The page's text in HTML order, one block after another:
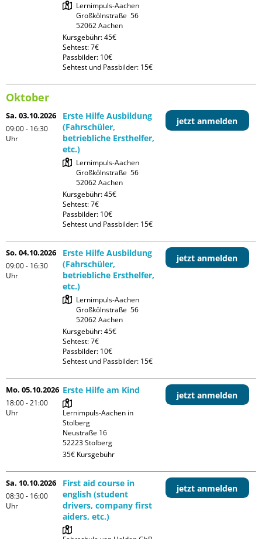
Lernimpuls-Aachen
Großkölnstraße  56
Kursgebühr: 45€
Sehtest: 7€
Passbilder: 10€
Sehtest und Passbilder: 15€
Oktober
Sa. 03.10.2026
09:00 - 16:30
Uhr
Erste Hilfe Ausbildung
(Fahrschüler,
betriebliche Ersthelfer,
etc.)
Lernimpuls-Aachen
Großkölnstraße  56
Kursgebühr: 45€
Sehtest: 7€
Passbilder: 10€
Sehtest und Passbilder: 15€
jetzt anmelden
So. 04.10.2026
09:00 - 16:30
Uhr
Erste Hilfe Ausbildung
(Fahrschüler,
betriebliche Ersthelfer,
etc.)
Lernimpuls-Aachen
Großkölnstraße  56
Kursgebühr: 45€
Sehtest: 7€
Passbilder: 10€
Sehtest und Passbilder: 15€
jetzt anmelden
Mo. 05.10.2026
18:00 - 21:00
Uhr
Erste Hilfe am Kind
Lernimpuls-Aachen in
Stolberg
Neustraße 16
35€ Kursgebühr
jetzt anmelden
Sa. 10.10.2026
08:30 - 16:00
Uhr
First aid course in
english (student
drivers, company first
aiders, etc.)
jetzt anmelden